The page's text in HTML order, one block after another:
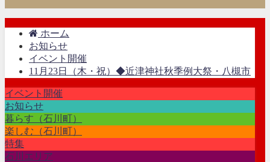
ホーム
お知らせ
イベント開催
11月23日（木・祝）◆近津神社秋季例大祭・八槻市
イベント開催
お知らせ
暮らす（石川町）
楽しむ（石川町）
特集
石川エリア